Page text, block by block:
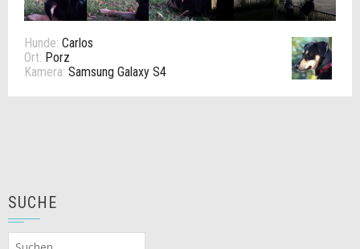
Hunde: Carlos
Ort: Porz
Kamera: Samsung Galaxy S4
SUCHE
Suchen